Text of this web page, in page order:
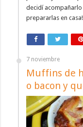
decidí acompañarlo
prepararlas en casa!
7 noviembre
Muffins de
o bacon y